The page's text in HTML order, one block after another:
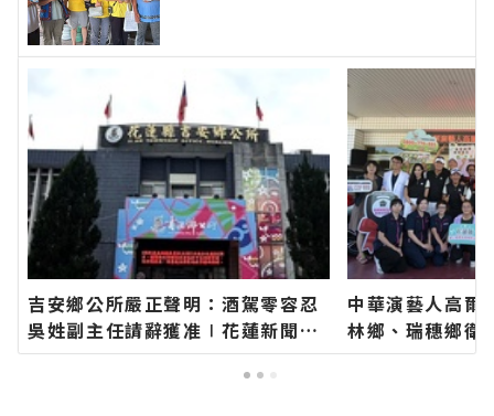
訊！
吉安鄉公所嚴正聲明：酒駕零容忍
吳姓副主任請辭獲准∣花蓮新聞網
官方網站各類新聞－最快速的今日
新聞報導 最新的在地資訊！
中華演藝人高爾
林鄉、瑞穗鄉衛
長代表花蓮鄉